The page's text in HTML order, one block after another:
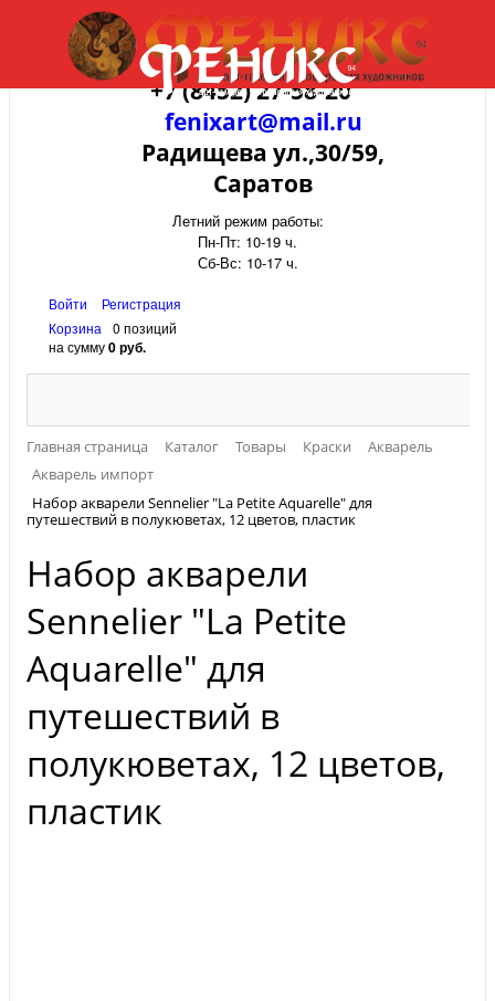
+7 (8452) 27-58-20
fenixart@mail.ru
Радищева ул.,30/59,
Саратов
Летний режим работы:
Пн-Пт: 10-19 ч.
Сб-Вс: 10-17 ч.
Войти
Регистрация
Корзина
0 позиций
на сумму0 руб.
Главная страница Каталог Товары Краски
Акварель
Акварель импорт
Набор акварели Sennelier "La Petite Aquarelle" для
путешествий в полукюветах, 12 цветов, пластик
Набор акварели
Sennelier "La Petite
Aquarelle" для
путешествий в
полукюветах, 12 цветов,
пластик